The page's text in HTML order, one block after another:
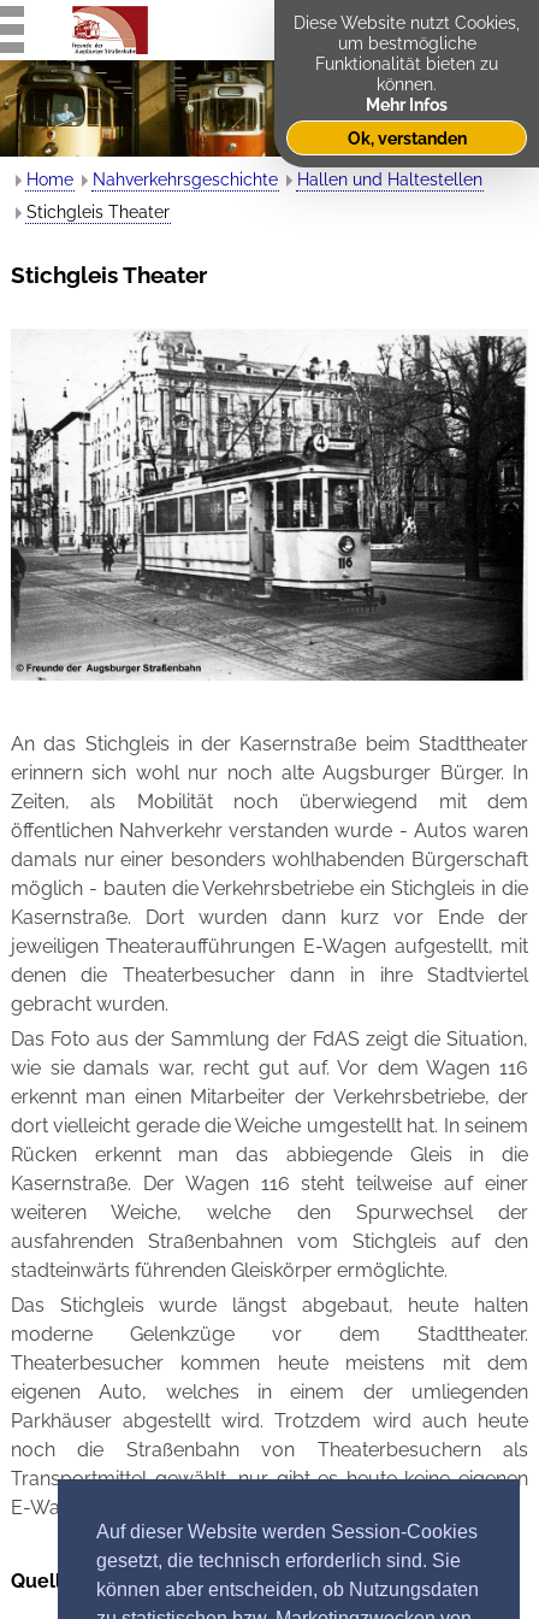
Auf dieser Website werden Session-Cookies
gesetzt, die technisch erforderlich sind. Sie
können aber entscheiden, ob Nutzungsdaten
Home Nahverkehrsgeschichte
Hallen und Haltestellen
Stichgleis Theater
Stichgleis Theater
An das Stichgleis in der Kasernstraße beim Stadttheater
erinnern sich wohl nur noch alte Augsburger Bürger. In
Zeiten, als Mobilität noch überwiegend mit dem
öffentlichen Nahverkehr verstanden wurde - Autos waren
damals nur einer besonders wohlhabenden Bürgerschaft
möglich - bauten die Verkehrsbetriebe ein Stichgleis in die
Kasernstraße. Dort wurden dann kurz vor Ende der
jeweiligen Theateraufführungen E-Wagen aufgestellt, mit
denen die Theaterbesucher dann in ihre Stadtviertel
gebracht wurden.
Das Foto aus der Sammlung der FdAS zeigt die Situation,
wie sie damals war, recht gut auf. Vor dem Wagen 116
erkennt man einen Mitarbeiter der Verkehrsbetriebe, der
dort vielleicht gerade die Weiche umgestellt hat. In seinem
Rücken erkennt man das abbiegende Gleis in die
Kasernstraße. Der Wagen 116 steht teilweise auf einer
weiteren Weiche, welche den Spurwechsel der
ausfahrenden Straßenbahnen vom Stichgleis auf den
stadteinwärts führenden Gleiskörper ermöglichte.
Das Stichgleis wurde längst abgebaut, heute halten
moderne Gelenkzüge vor dem Stadttheater.
Theaterbesucher kommen heute meistens mit dem
eigenen Auto, welches in einem der umliegenden
Parkhäuser abgestellt wird. Trotzdem wird auch heute
noch die Straßenbahn von Theaterbesuchern als
Transportmittel gewählt, nur gibt es heute keine eigenen
E-Wagen mehr nach der Vorstellung.
Quellennachweis Bild
Diese Website nutzt Cookies,
um bestmögliche
Funktionalität bieten zu
können.
Mehr Infos
Ok, verstanden